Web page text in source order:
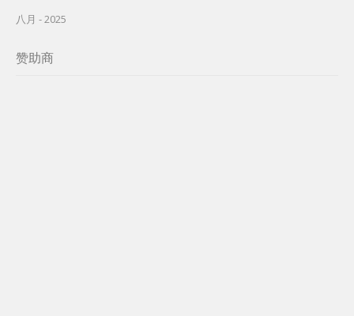
八月 - 2025
赞助商